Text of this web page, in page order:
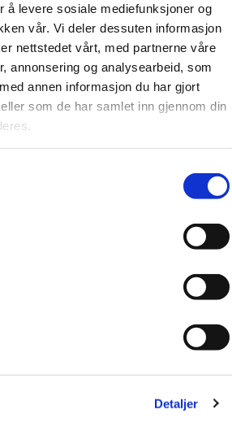
å levere sosiale mediefunksjoner og
vår. Vi deler dessuten informasjon
nettstedet vårt, med partnerne våre
annonsering og analysearbeid, som
annen informasjon du har gjort
som de har samlet inn gjennom din
Detaljer